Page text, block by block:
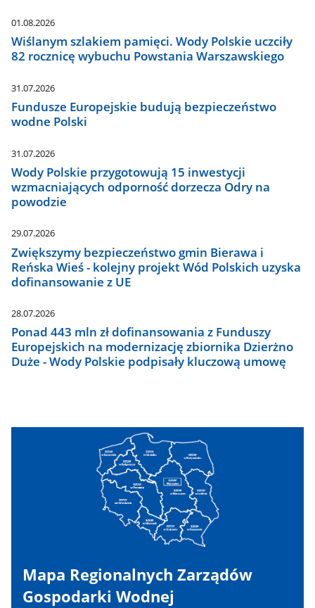
01.08.2026
Wiślanym szlakiem pamięci. Wody Polskie uczciły
82 rocznicę wybuchu Powstania Warszawskiego
31.07.2026
Fundusze Europejskie budują bezpieczeństwo
wodne Polski
31.07.2026
Wody Polskie przygotowują 15 inwestycji
wzmacniających odporność dorzecza Odry na
powodzie
29.07.2026
Zwiększymy bezpieczeństwo gmin Bierawa i
Reńska Wieś - kolejny projekt Wód Polskich uzyska
dofinansowanie z UE
28.07.2026
Ponad 443 mln zł dofinansowania z Funduszy
Europejskich na modernizację zbiornika Dzierżno
Duże - Wody Polskie podpisały kluczową umowę
Mapa Regionalnych Zarządów
Gospodarki Wodnej